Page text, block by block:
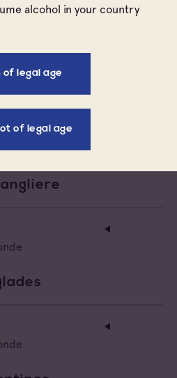
alcohol in your country
of legal age
of legal age